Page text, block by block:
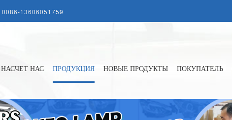
0086-13606051759
НАСЧЕТ НАС ПРОДУКЦИЯ НОВЫЕ ПРОДУКТЫ ПОКУПАТЕЛЬ